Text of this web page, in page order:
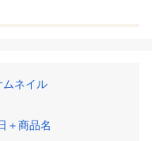
ムネイル
＋商品名